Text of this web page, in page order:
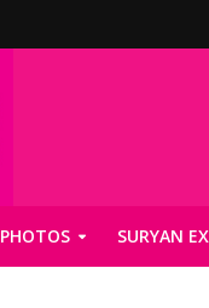
PHOTOS SURYAN